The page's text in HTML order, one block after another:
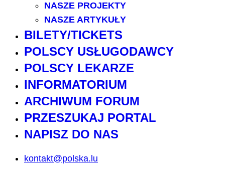
NASZE PROJEKTY
NASZE ARTYKUŁY
BILETY/TICKETS
POLSCY USŁUGODAWCY
POLSCY LEKARZE
INFORMATORIUM
ARCHIWUM FORUM
PRZESZUKAJ PORTAL
NAPISZ DO NAS
kontakt@polska.lu